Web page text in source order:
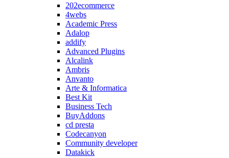
202ecommerce
4webs
Academic Press
Adalop
addify
Advanced Plugins
Alcalink
Ambris
Anvanto
Arte & Informatica
Best Kit
Business Tech
BuyAddons
cd presta
Codecanyon
Community developer
Datakick